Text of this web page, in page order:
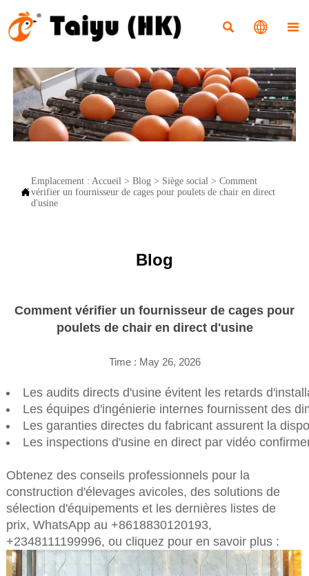
  

Emplacement : Accueil > Blog> Siège social > Comment
vérifier un fournisseur de cages pour poulets de chair en direct
d'usine
Blog
Comment vérifier un fournisseur de cages pour
poulets de chair en direct d'usine
Time : May 26, 2026
Les audits directs d'usine évitent les retards
Les équipes d'ingénierie internes fournissent des
Les garanties directes du fabricant assurent la
Les inspections d'usine en direct par vidéo
Obtenez des conseils professionnels pour la
construction d'élevages avicoles, des solutions de
sélection d'équipements et les dernières listes de
prix, WhatsApp au +8618830120193,
+2348111199996, ou cliquez pour en savoir plus :